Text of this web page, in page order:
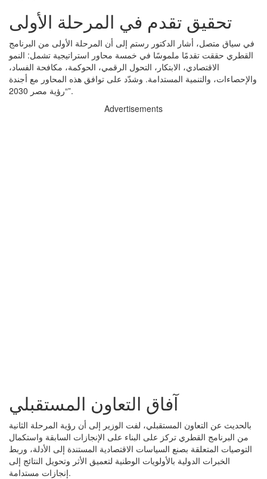
تحقيق تقدم في المرحلة الأولى
في سياق متصل، أشار الدكتور رستم إلى أن المرحلة الأولى من البرنامج
القطري حققت تقدمًا ملموسًا في خمسة محاور استراتيجية تشمل: النمو
الاقتصادي، الابتكار، التحول الرقمي، الحوكمة، مكافحة الفساد،
والإحصاءات، والتنمية المستدامة. وشدّد على توافق هذه المحاور مع أجندة
“رؤية مصر 2030”.
Advertisements
آفاق التعاون المستقبلي
بالحديث عن التعاون المستقبلي، لفت الوزير إلى أن رؤية المرحلة الثانية
من البرنامج القطري تركز على البناء على الإنجازات السابقة واستكمال
التوصيات المتعلقة بصنع السياسات الاقتصادية المستندة إلى الأدلة، وربط
الخبرات الدولية بالأولويات الوطنية لتعميق الأثر وتحويل النتائج إلى
إنجازات مستدامة.